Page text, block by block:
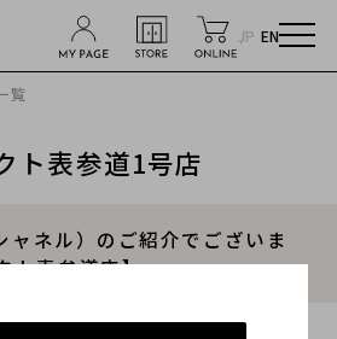
JP EN
覧
ト表参道1号店
ャネル）のご紹介でございま
ト表参道店】